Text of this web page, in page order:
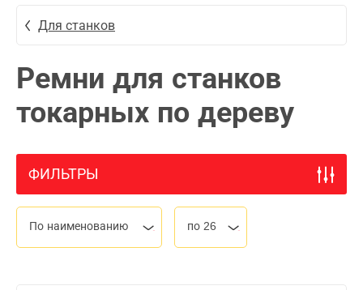
Для станков
Ремни для станков
токарных по дереву
ФИЛЬТРЫ
По наименованию по 26